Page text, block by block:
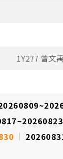
1Y277 曾文禹